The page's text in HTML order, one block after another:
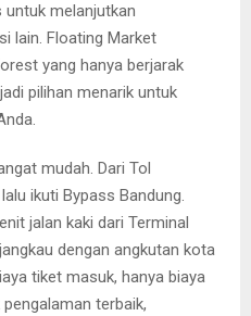
melanjutkan
lain. Floating Market
yang hanya berjarak
pilihan menarik untuk
mudah. Dari Tol
ikuti Bypass Bandung.
jalan kaki dari Terminal
dengan angkutan kota
tiket masuk, hanya biaya
terbaik,